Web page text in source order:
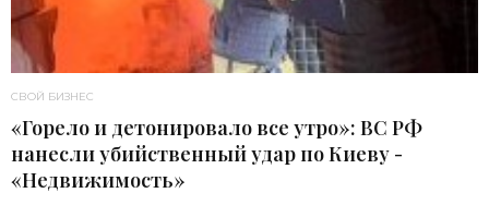
СВОЙ БИЗНЕС
«Горело и детонировало все утро»: ВС РФ
нанесли убийственный удар по Киеву -
«Недвижимость»